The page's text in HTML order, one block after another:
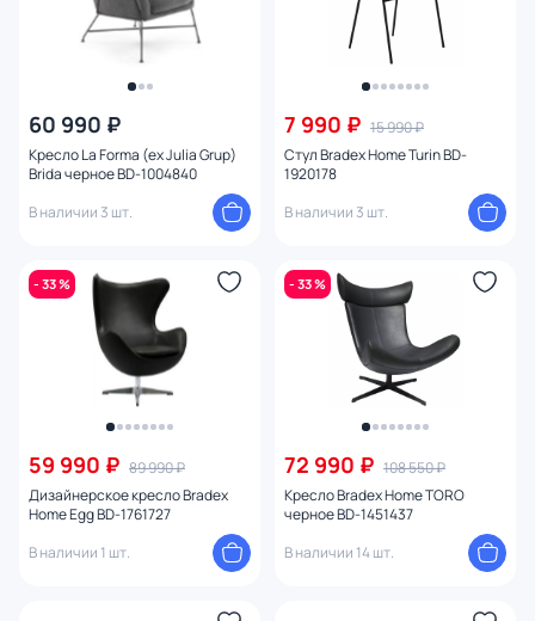
60 990 ₽
Кресло La Forma (ex Julia Grup)
Brida черное BD-1004840
В наличии 3 шт.
7 990 ₽ 15 990 ₽
Стул Bradex Home Turin BD-
1920178
В наличии 3 шт.
- 33 %
59 990 ₽ 89 990 ₽
Дизайнерское кресло Bradex
Home Egg BD-1761727
В наличии 1 шт.
- 33 %
72 990 ₽ 108 550 ₽
Кресло Bradex Home TORO
черное BD-1451437
В наличии 14 шт.
Бренд
Стиль
Материал
Размер